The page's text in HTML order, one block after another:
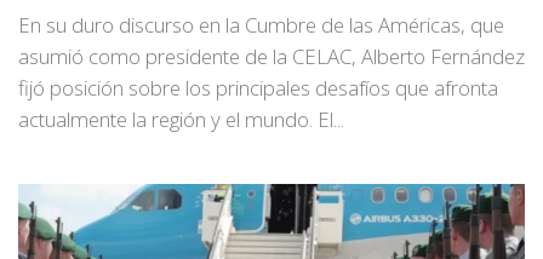
En su duro discurso en la Cumbre de las Américas, que
asumió como presidente de la CELAC, Alberto Fernández
fijó posición sobre los principales desafíos que afronta
actualmente la región y el mundo. El...